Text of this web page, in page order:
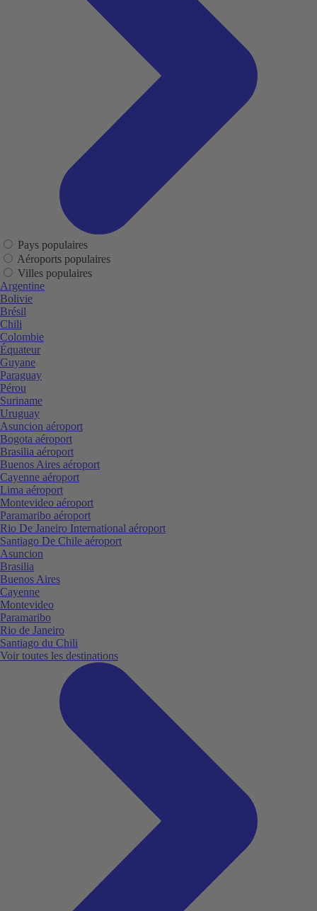
Pays populaires
Aéroports populaires
Villes populaires
Argentine
Bolivie
Brésil
Chili
Colombie
Équateur
Guyane
Paraguay
Pérou
Suriname
Uruguay
Asuncion aéroport
Bogota aéroport
Brasilia aéroport
Buenos Aires aéroport
Cayenne aéroport
Lima aéroport
Montevideo aéroport
Paramaribo aéroport
Rio De Janeiro International aéroport
Santiago De Chile aéroport
Asuncion
Brasilia
Buenos Aires
Cayenne
Montevideo
Paramaribo
Rio de Janeiro
Santiago du Chili
Voir toutes les destinations